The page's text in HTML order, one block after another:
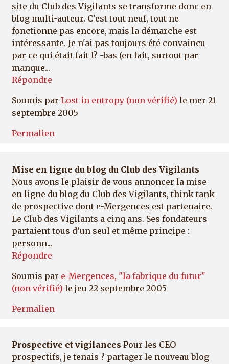
site du Club des Vigilants se transforme donc en
blog multi-auteur. C'est tout neuf, tout ne
fonctionne pas encore, mais la démarche est
intéressante. Je n'ai pas toujours été convaincu
par ce qui était fait l? -bas (en fait, surtout par
manque...
Répondre
Soumis par Lost in entropy (non vérifié) le mer 21
septembre 2005
Permalien
Mise en ligne du blog du Club des Vigilants
Nous avons le plaisir de vous annoncer la mise
en ligne du blog du Club des Vigilants, think tank
de prospective dont e-Mergences est partenaire.
Le Club des Vigilants a cinq ans. Ses fondateurs
partaient tous d’un seul et même principe :
personn...
Répondre
Soumis par e-Mergences, "la fabrique du futur"
(non vérifié) le jeu 22 septembre 2005
Permalien
Prospective et vigilances Pour les CEO
prospectifs, je tenais ? partager le nouveau blog